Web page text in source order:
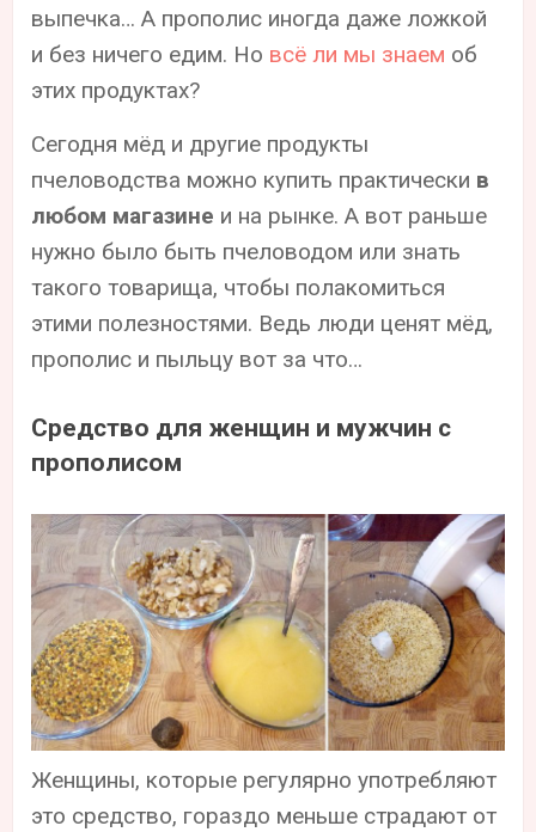
выпечка… А прополис иногда даже ложкой
и без ничего едим. Но всё ли мы знаем об
этих продуктах?
Сегодня мёд и другие продукты
пчеловодства можно купить практически в
любом магазине и на рынке. А вот раньше
нужно было быть пчеловодом или знать
такого товарища, чтобы полакомиться
этими полезностями. Ведь люди ценят мёд,
прополис и пыльцу вот за что…
Средство для женщин и мужчин с
прополисом
Женщины, которые регулярно употребляют
это средство, гораздо меньше страдают от